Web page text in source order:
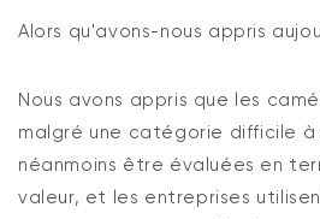
Alors qu'avons-nous appris
Nous avons appris que les
malgré une catégorie difficile à
néanmoins être évaluées en
valeur, et les entreprises